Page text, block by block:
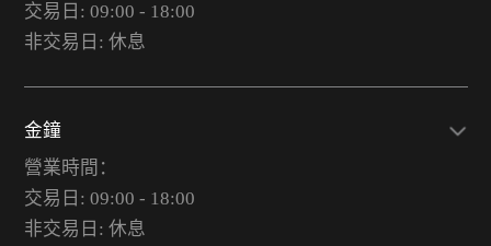
交易日: 09:00 - 18:00
非交易日: 休息
金鐘
營業時間：
交易日: 09:00 - 18:00
非交易日: 休息